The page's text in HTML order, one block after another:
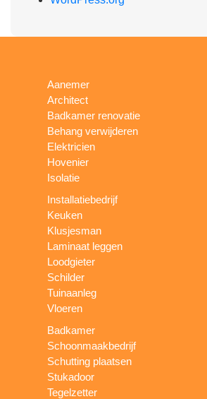
Aanemer
Architect
Badkamer renovatie
Behang verwijderen
Elektricien
Hovenier
Isolatie
Installatiebedrijf
Keuken
Klusjesman
Laminaat leggen
Loodgieter
Schilder
Tuinaanleg
Vloeren
Badkamer
Schoonmaakbedrijf
Schutting plaatsen
Stukadoor
Tegelzetter